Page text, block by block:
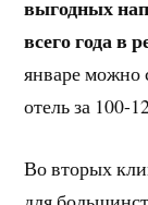
выгодных
всего года в
январе можно
отель за 100-
Во вторых